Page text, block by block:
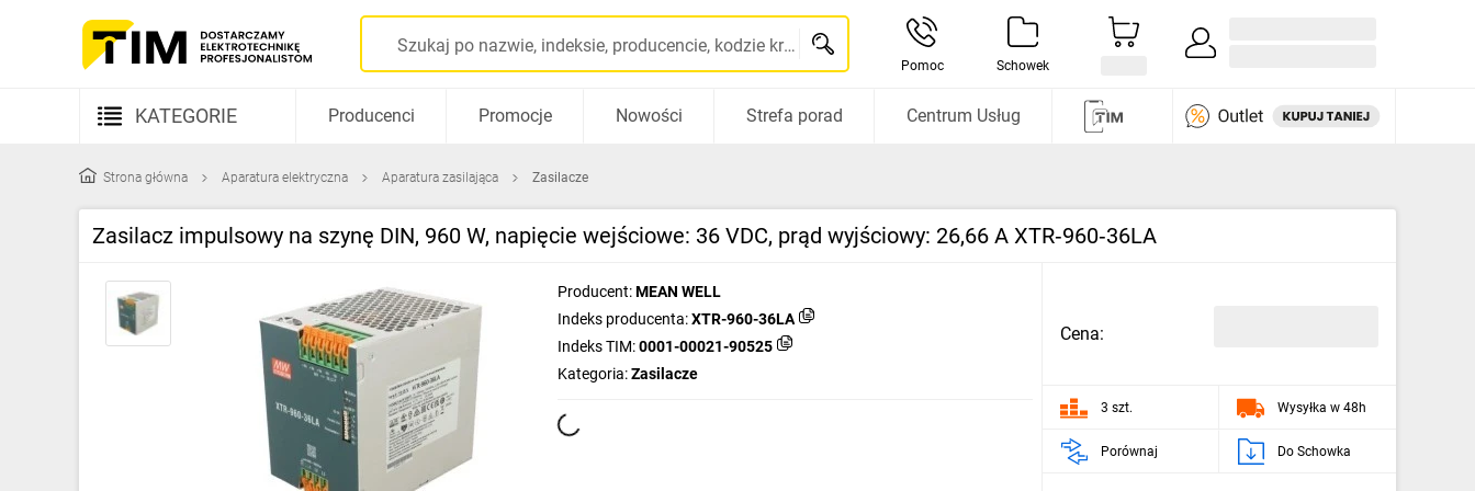
Szukaj po nazwie, indeksie, producencie, kodzie kreskowym...
Pomoc Schowek
KATEGORIE
Kable i przewody
Rozdzielnice i obudowy
Elementy prowadzenia kabli
Fotowoltaika
Producenci Promocje Nowości Strefa porad Centrum Usług
Strona główna Aparatura elektryczna Aparatura zasilająca Zasilacze
Zasilacz impulsowy na szynę DIN, 960 W, napięcie wejściowe: 36 VDC, prąd wyjściowy: 26,66 A XTR‑960‑36LA
Producent:MEAN WELL
Indeks producenta:XTR-960-36LA
Indeks TIM:0001-00021-90525
Kategoria:Zasilacze
Cena:
3 szt. Wysyłka w 48h
Porównaj Do Schowka